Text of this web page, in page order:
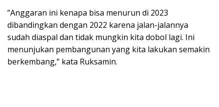
”Anggaran ini kenapa bisa menurun di 2023
dibandingkan dengan 2022 karena jalan-jalannya
sudah diaspal dan tidak mungkin kita dobol lagi. Ini
menunjukan pembangunan yang kita lakukan semakin
berkembang,” kata Ruksamin.